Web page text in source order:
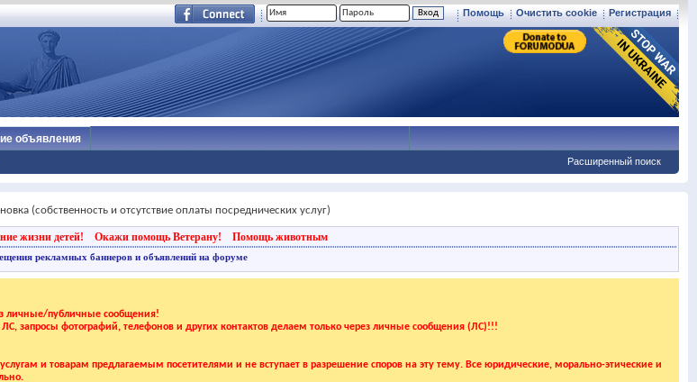
Регистрация
Очистить cookie
Помощь
объявления
Расширенный поиск
(собственность и отсутствие оплаты посреднических услуг)
жизни детей! Окажи помощь Ветерану! Помощь животным
рекламных баннеров и объявлений на форуме
личные/публичные сообщения!
запросы фотографий, телефонов и других контактов делаем только через личные сообщения (ЛС)!!!
и товарам предлагаемым посетителями и не вступает в разрешение споров на эту тему. Все юридические, морально-этические и